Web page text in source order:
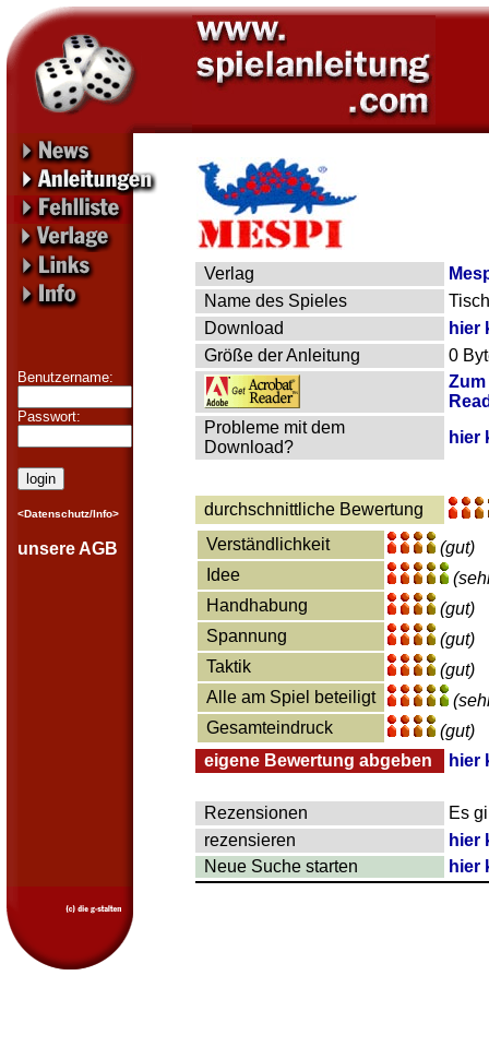
Benutzername:
Passwort:
<Datenschutz/Info>
unsere AGB
Verlag
Name des Spieles
Download
hier
Größe der Anleitung
0
Probleme mit dem
Download?
hier
durchschnittliche Bewertung
Verständlichkeit
(gut)
Idee
Handhabung
(gut)
Spannung
(gut)
Taktik
(gut)
Alle am Spiel beteiligt
Gesamteindruck
(gut)
eigene Bewertung abgeben
hier
Rezensionen
Es
rezensieren
hier
Neue Suche starten
hier